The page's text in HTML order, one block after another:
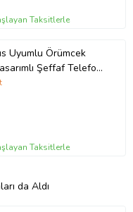
Taksitlerle
Uyumlu Örümcek
Şeffaf Telefon
Taksitlerle
da Aldı